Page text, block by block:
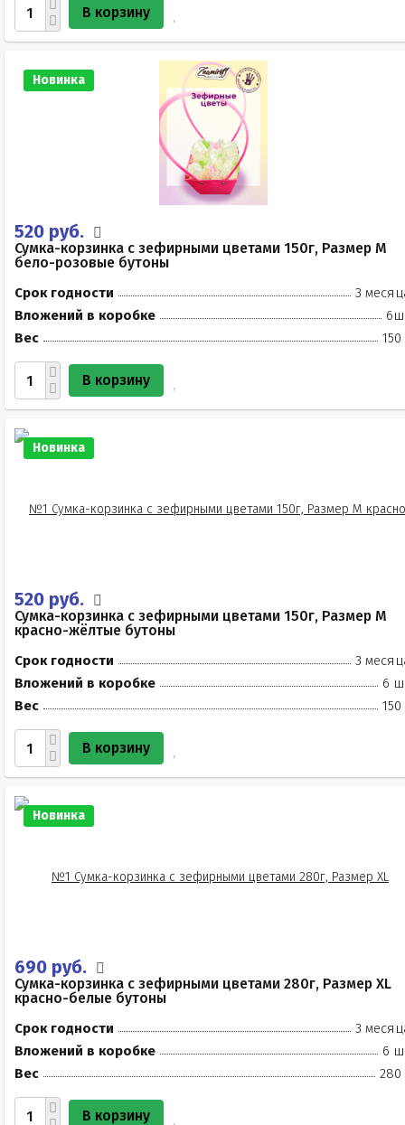
В корзину
Новинка
520 руб.
Сумка-корзинка с зефирными цветами 150г, Размер М
бело-розовые бутоны
Срок годности
3
Вложений в коробке
Вес
150
В корзину
Новинка
520 руб.
Сумка-корзинка с зефирными цветами 150г, Размер М
красно-жёлтые бутоны
Срок годности
3
Вложений в коробке
6
Вес
150
В корзину
Новинка
690 руб.
Сумка-корзинка с зефирными цветами 280г, Размер XL
красно-белые бутоны
Срок годности
3
Вложений в коробке
6
Вес
280
В корзину